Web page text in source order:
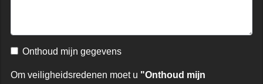
Onthoud mijn gegevens
Om veiligheidsredenen moet u "Onthoud mijn